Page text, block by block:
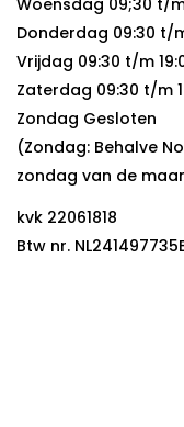
Woensdag 09;30 t/m
Donderdag 09:30 t/
Vrijdag 09:30 t/m
Zaterdag 09:30 t/m
Zondag Gesloten
(Zondag: Behalve
zondag van de
kvk 22061818
Btw nr.